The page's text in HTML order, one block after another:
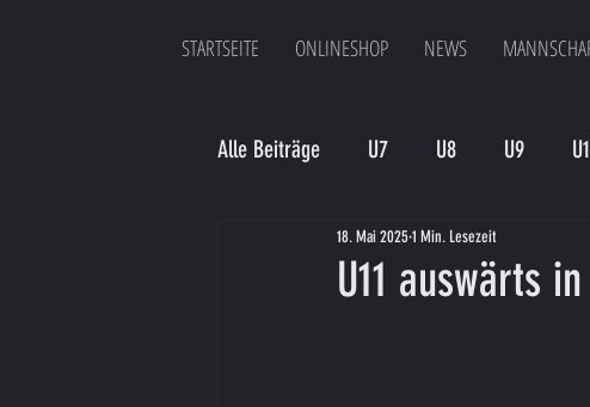
STARTSEITE ONLINESHOP NEWS
Alle Beiträge U7 U8 U9
Spielergebnis Veranstaltungen
U11 auswärts
18. Mai 20251 Min. Lesezeit